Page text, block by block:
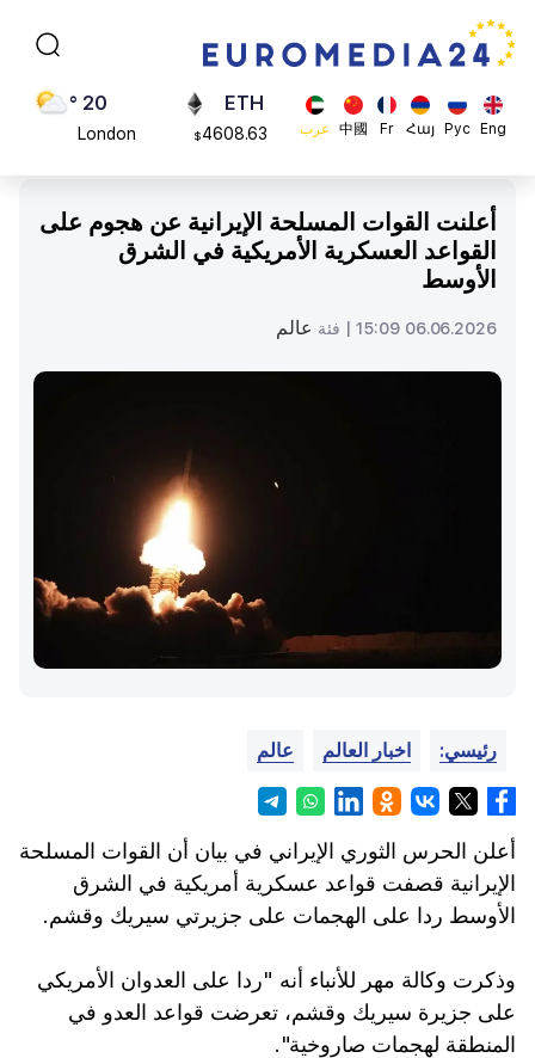
Eng
Рус
Հայ
Fr
中國 عرب
ADA
0.868816
ETH
$4608.63
20 °
London
23 °
Brussels
Madrid
أعلنت القوات المسلحة الإيرانية عن هجوم على
القواعد العسكرية الأمريكية في الشرق
الأوسط
06.06.2026 15:09 | فئة عالم
رئيسي: اخبار العالم عالم
أعلن الحرس الثوري الإيراني في بيان أن القوات المسلحة
الإيرانية قصفت قواعد عسكرية أمريكية في الشرق
الأوسط ردا على الهجمات على جزيرتي سيريك وقشم.
وذكرت وكالة مهر للأنباء أنه "ردا على العدوان الأمريكي
على جزيرة سيريك وقشم، تعرضت قواعد العدو في
المنطقة لهجمات صاروخية".